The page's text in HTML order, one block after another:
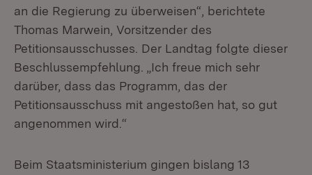
an die Regierung zu überweisen“, berichtete
Thomas Marwein, Vorsitzender des
Petitionsausschusses. Der Landtag folgte dieser
Beschlussempfehlung. „Ich freue mich sehr
darüber, dass das Programm, das der
Petitionsausschuss mit angestoßen hat, so gut
angenommen wird.“
Beim Staatsministerium gingen bislang 13